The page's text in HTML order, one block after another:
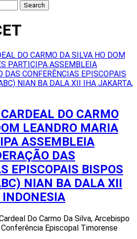
DO CARMO
LEANDRO MARIA
ASSEMBLEIA
DAS
EPISCOPAIS BISPOS
NIAN BA DALA XII
Do Carmo Da Silva, Arcebispo
Episcopal Timorense